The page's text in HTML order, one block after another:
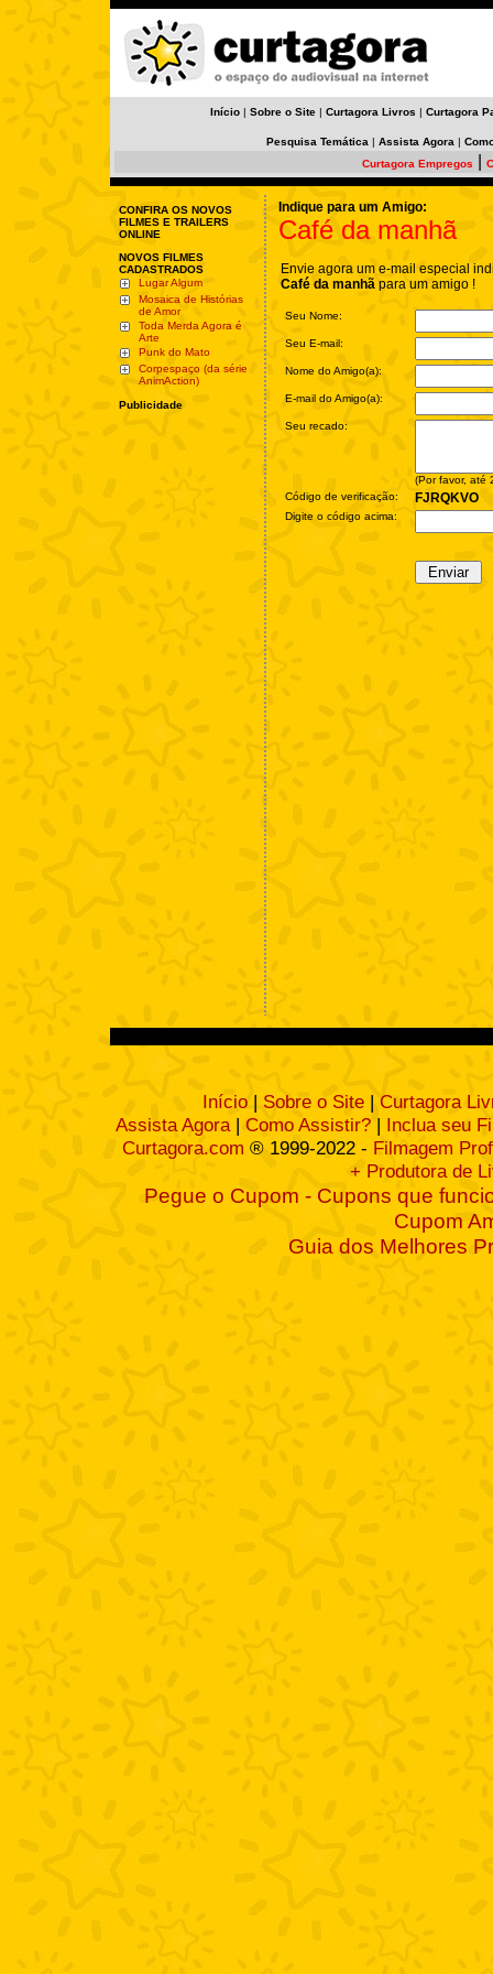
Início | Sobre o Site | Curtagora Livros | Curtagora
Pesquisa Temática | Assista Agora |
Curtagora Empregos
CONFIRA OS NOVOS
FILMES E TRAILERS
ONLINE
NOVOS FILMES
CADASTRADOS
Lugar Algum
Mosaica de Histórias
de Amor
Toda Merda Agora é
Arte
Punk do Mato
Corpespaço (da série
AnimAction)
Publicidade
Indique para um Amigo:
Café da manhã
Envie agora um e-mail especial
Café da manhã para um amigo !
Seu Nome:
Seu E-mail:
Nome do Amigo(a):
E-mail do Amigo(a):
Seu recado:
(Por favor, até
Código de verificação:
FJRQKVO
Digite o código acima:
Início | Sobre o Site | Curtagora
Assista Agora| Como Assistir? | Inclua seu
Curtagora.com ® 1999-2022 - Filmagem
+ Produtora de
Pegue o Cupom - Cupons que
Cupom
Guia dos Melhores